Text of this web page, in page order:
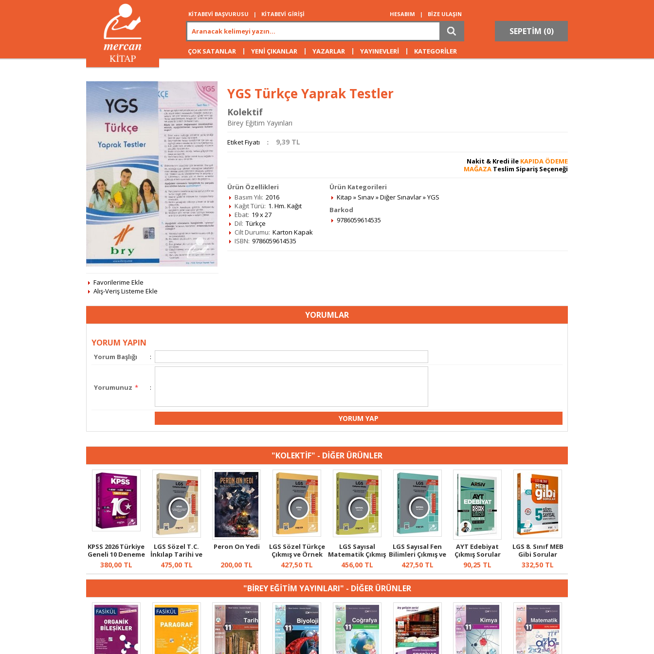
KİTABEVİ BAŞVURUSU | KİTABEVİ GİRİŞİ HESABIM | BİZE ULAŞIN
SEPETİM (0)
ÇOK SATANLAR | YENİ ÇIKANLAR | YAZARLAR | YAYINEVLERİ | KATEGORİLER
Favorilerime Ekle
Alış-Veriş Listeme Ekle
YGS Türkçe Yaprak Testler
Kolektif
Birey Eğitim Yayınları
Etiket Fiyatı : 9,39 TL
Nakit & Kredi ile KAPIDA ÖDEME
MAĞAZA Teslim Sipariş Seçeneği
Ürün Özellikleri
Basım Yılı: 2016
Kağıt Türü: 1. Hm. Kağıt
Ebat: 19 x 27
Dil: Türkçe
Cilt Durumu: Karton Kapak
ISBN: 9786059614535
Ürün Kategorileri
Kitap » Sınav»Diğer Sınavlar»YGS
Barkod
9786059614535
YORUMLAR
YORUM YAPIN
Yorum Başlığı :
Yorumunuz * :
"KOLEKTİF" - DİĞER ÜRÜNLER
KPSS 2026 Türkiye
Geneli 10 Deneme
Kolay...
380,00TL
LGS Sözel T.C.
İnkılap Tarihi ve
Atatürk...
475,00TL
Peron On Yedi
200,00 TL
LGS Sözel Türkçe
Çıkmış ve Örnek
Sorular
427,50 TL
LGS Sayısal
Matematik Çıkmış
ve Örnek So...
456,00TL
LGS Sayısal Fen
Bilimleri Çıkmış ve
Örne...
427,50TL
AYT Edebiyat
Çıkmış Sorular
Konu Konu So...
90,25 TL
LGS 8. Sınıf MEB
Gibi Sorular
Fasiküller...
332,50 TL
"BİREY EĞİTİM YAYINLARI" - DİĞER ÜRÜNLER